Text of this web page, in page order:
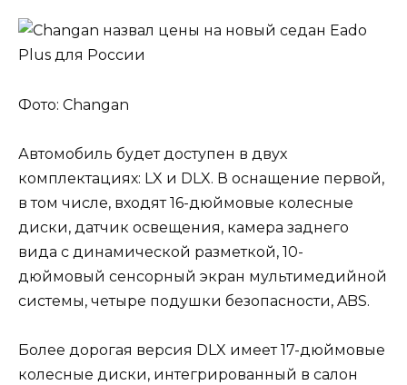
Фото: Changan
Автомобиль будет доступен в двух
комплектациях: LX и DLX. В оснащение первой,
в том числе, входят 16-дюймовые колесные
диски, датчик освещения, камера заднего
вида с динамической разметкой, 10-
дюймовый сенсорный экран мультимедийной
системы, четыре подушки безопасности, ABS.
Более дорогая версия DLX имеет 17-дюймовые
колесные диски, интегрированный в салон